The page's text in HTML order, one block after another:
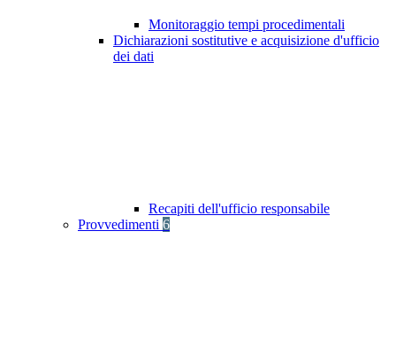
Monitoraggio tempi procedimentali
Dichiarazioni sostitutive e acquisizione d'ufficio
dei dati
Recapiti dell'ufficio responsabile
Provvedimenti 6